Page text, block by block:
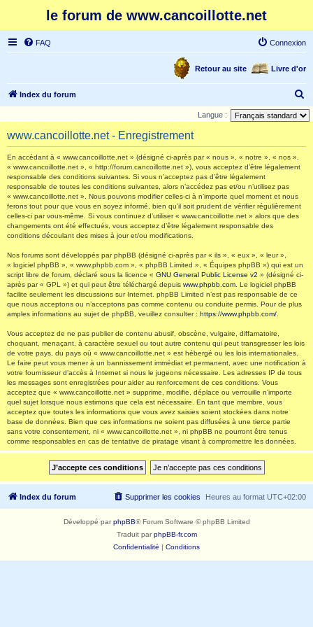
le forum de www.cancoillotte.net
FAQ Connexion
Livre d'or
Retour au site
Index du forum
e
Langue :
www.cancoillotte.net - Enregistrement
En accédant à « www.cancoillotte.net » (désigné ci-après par « nous », « notre », « nos »,
« www.cancoillotte.net », « http://forum.cancoillotte.net »), vous acceptez d’être légalement
responsable des conditions suivantes. Si vous n’acceptez pas d’être légalement
responsable de toutes les conditions suivantes, alors n’accédez pas et/ou n’utilisez pas
« www.cancoillotte.net ». Nous pouvons modifier celles-ci à n’importe quel moment et nous
ferons tout pour que vous en soyez informé, bien qu’il soit prudent de vérifier régulièrement
celles-ci par vous-même. Si vous continuez d’utiliser « www.cancoillotte.net » alors que des
changements ont été effectués, vous acceptez d’être légalement responsable des
conditions découlant des mises à jour et/ou modifications.
Nos forums sont développés par phpBB (désigné ci-après par « ils », « eux », « leur »,
« logiciel phpBB », « www.phpbb.com », « phpBB Limited », « Équipes phpBB ») qui est un
script libre de forum, déclaré sous la licence « GNU General Public License v2 » (désigné ci-
après par « GPL ») et qui peut être téléchargé depuis www.phpbb.com . Le logiciel phpBB
facilite seulement les discussions sur Internet. phpBB Limited n’est pas responsable de ce
que nous acceptons ou n’acceptons pas comme contenu ou conduite permis. Pour de plus
amples informations au sujet de phpBB, veuillez consulter : https://www.phpbb.com/
Vous acceptez de ne pas publier de contenu abusif, obscène, vulgaire, diffamatoire,
choquant, menaçant, à caractère sexuel ou tout autre contenu qui peut transgresser les lois
de votre pays, du pays où « www.cancoillotte.net » est hébergé ou les lois internationales.
Le faire peut vous mener à un bannissement immédiat et permanent, avec une notification à
votre fournisseur d’accès à Internet si nous le jugeons nécessaire. Les adresses IP de tous
les messages sont enregistrées pour aider au renforcement de ces conditions. Vous
acceptez que « www.cancoillotte.net » supprime, modifie, déplace ou verrouille n’importe
quel sujet lorsque nous estimons que cela est nécessaire. En tant que membre, vous
acceptez que toutes les informations que vous avez saisies soient stockées dans notre
base de données. Bien que ces informations ne soient pas diffusées à une tierce partie
sans votre consentement, ni « www.cancoillotte.net », ni phpBB ne pourront être tenus
comme responsables en cas de tentative de piratage visant à compromettre les données.
Index du forum Heures au format UTC+02:00
Supprimer les cookies
Développé parphpBB® Forum Software © phpBB Limited
Traduit parphpBB-fr.com
Confidentialité | Conditions